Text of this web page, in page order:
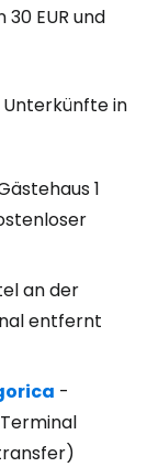
30 EUR und
in
1
an der
entfernt
-